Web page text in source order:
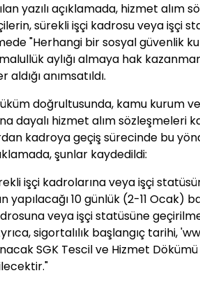
yazılı açıklamada, hizmet alım
sürekli işçi kadrosu veya işçi
"Herhangi bir sosyal güvenlik
aylığı almaya hak
anımsatıldı.
doğrultusunda, kamu kurum
dayalı hizmet alım sözleşmeleri
kadroya geçiş sürecinde bu
şunlar kaydedildi:
işçi kadrolarına veya işçi
yapılacağı 10 günlük (2-11 Ocak)
veya işçi statüsüne
sigortalılık başlangıç tarihi,
SGK Tescil ve Hizmet